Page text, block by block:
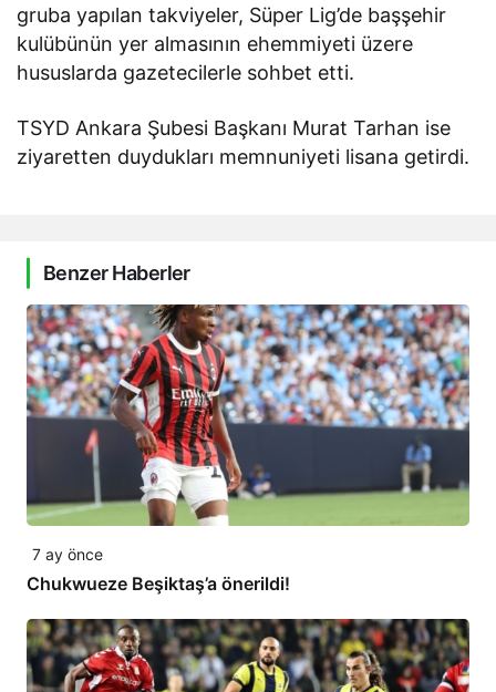
gruba yapılan takviyeler, Süper Lig’de başşehir
kulübünün yer almasının ehemmiyeti üzere
hususlarda gazetecilerle sohbet etti.
TSYD Ankara Şubesi Başkanı Murat Tarhan ise
ziyaretten duydukları memnuniyeti lisana getirdi.
Benzer Haberler
7 ay önce
Chukwueze Beşiktaş’a önerildi!